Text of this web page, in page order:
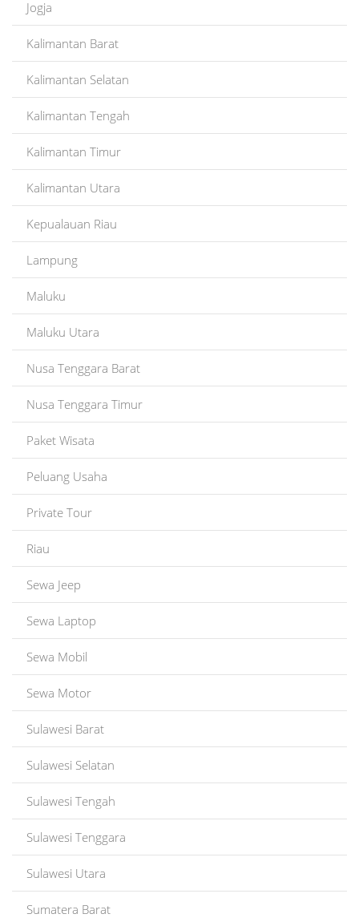
Jogja
Kalimantan Barat
Kalimantan Selatan
Kalimantan Tengah
Kalimantan Timur
Kalimantan Utara
Kepualauan Riau
Lampung
Maluku
Maluku Utara
Nusa Tenggara Barat
Nusa Tenggara Timur
Paket Wisata
Peluang Usaha
Private Tour
Riau
Sewa Jeep
Sewa Laptop
Sewa Mobil
Sewa Motor
Sulawesi Barat
Sulawesi Selatan
Sulawesi Tengah
Sulawesi Tenggara
Sulawesi Utara
Sumatera Barat